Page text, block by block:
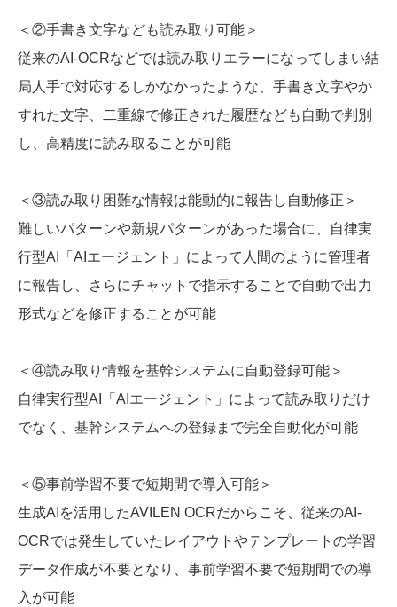
＜②手書き文字なども読み取り可能＞
従来のAI-OCRなどでは読み取りエラーになってしまい結
局人手で対応するしかなかったような、手書き文字やか
すれた文字、二重線で修正された履歴なども自動で判別
し、高精度に読み取ることが可能
＜③読み取り困難な情報は能動的に報告し自動修正＞
難しいパターンや新規パターンがあった場合に、自律実
行型AI「AIエージェント」によって人間のように管理者
に報告し、さらにチャットで指示することで自動で出力
形式などを修正することが可能
＜④読み取り情報を基幹システムに自動登録可能＞
自律実行型AI「AIエージェント」によって読み取りだけ
でなく、基幹システムへの登録まで完全自動化が可能
＜⑤事前学習不要で短期間で導入可能＞
生成AIを活用したAVILEN OCRだからこそ、従来のAI-
OCRでは発生していたレイアウトやテンプレートの学習
データ作成が不要となり、事前学習不要で短期間での導
入が可能